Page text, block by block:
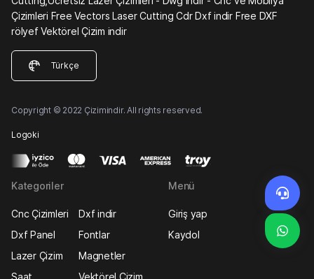
Çizimleri Free Vectors Laser Cutting Cdr Dxf indir Free DXF
rölyef Vektörel Çizim indir
Türkçe
Copyright © 2022 Çizimindir. All rights reserved.
Logoki
Kategoriler
Cnc Çizimleri
Dxf indir
Dxf Panel
Fontlar
Lazer Çizim
Magnetler
Saat
Vektörel Çizim
Menü
Giriş yap
Kaydol